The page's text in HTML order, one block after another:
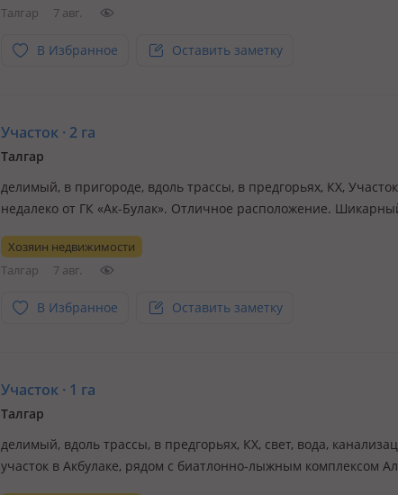
Талгар
7 авг.
В Избранное Оставить заметку
Участок · 2 га
Талгар
делимый, в пригороде, вдоль трассы, в предгорьях, КХ,
недалеко от ГК «Ак-Булак». Отличное расположение.
Хозяин недвижимости
Талгар
7 авг.
В Избранное Оставить заметку
Участок · 1 га
Талгар
делимый, вдоль трассы, в предгорьях, КХ, свет, вода,
участок в Акбулаке, рядом с биатлонно-лыжным комплексом